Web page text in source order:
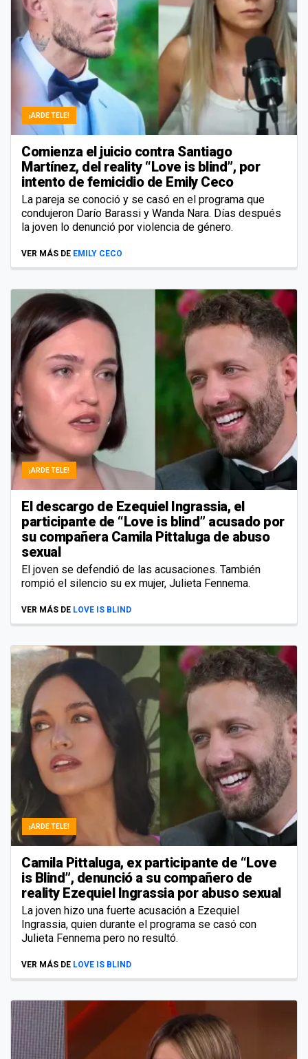
¡ARDE TELE!
Comienza el juicio contra Santiago
Martínez, del reality “Love is blind”, por
intento de femicidio de Emily Ceco
La pareja se conoció y se casó en el programa que
condujeron Darío Barassi y Wanda Nara. Días después
la joven lo denunció por violencia de género.
VER MÁS DE EMILY CECO
¡ARDE TELE!
El descargo de Ezequiel Ingrassia, el
participante de “Love is blind” acusado por
su compañera Camila Pittaluga de abuso
sexual
El joven se defendió de las acusaciones. También
rompió el silencio su ex mujer, Julieta Fennema.
VER MÁS DE LOVE IS BLIND
¡ARDE TELE!
Camila Pittaluga, ex participante de “Love
is Blind”, denunció a su compañero de
reality Ezequiel Ingrassia por abuso sexual
La joven hizo una fuerte acusación a Ezequiel
Ingrassia, quien durante el programa se casó con
Julieta Fennema pero no resultó.
VER MÁS DE LOVE IS BLIND